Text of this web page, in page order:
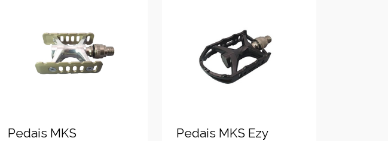
Pedais MKS
Pedais MKS Ezy